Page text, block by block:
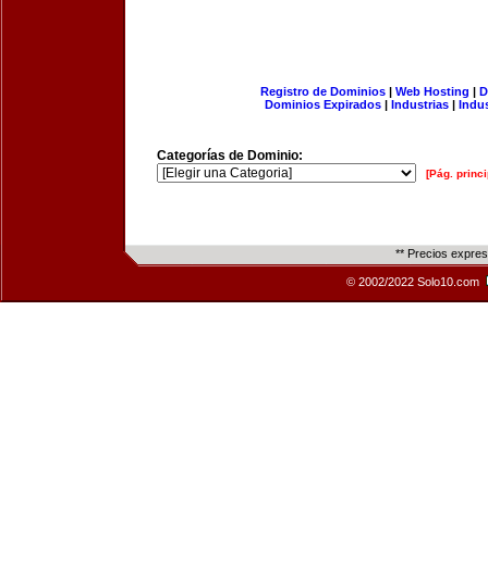
Registro de Dominios| Web Hosting |
Dominios Expirados | Industrias |
Categorías de Dominio:
[Pág.
** Precios
© 2002/2022 Solo10.com